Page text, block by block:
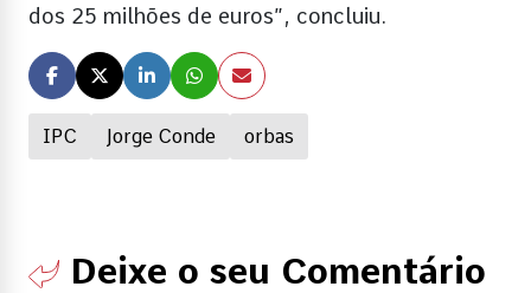
IPC Jorge Conde orbas
dos 25 milhões de euros”, concluiu.
Deixe o seu Comentário